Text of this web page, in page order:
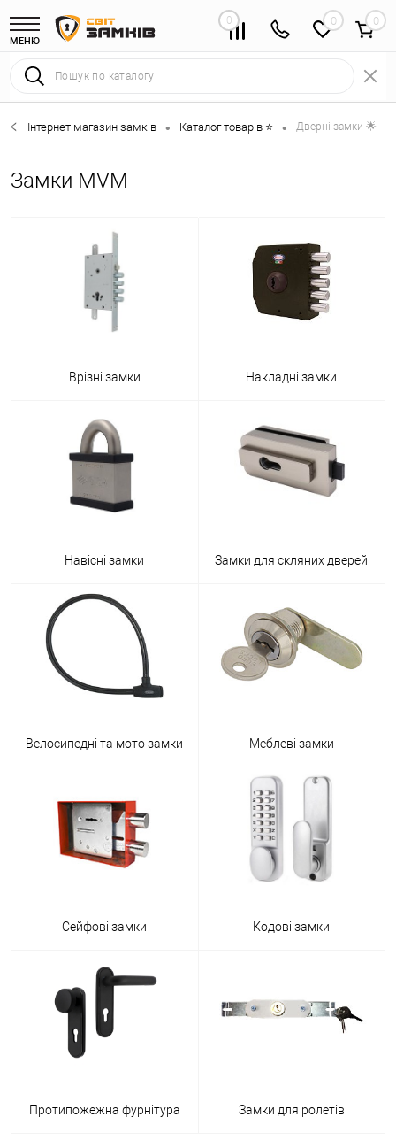
МЕНЮ
0 0
Інтернет магазин замків • Каталог товарів ⭐ • Дверні замки 🌟
Замки MVM
Врізні замки Накладні замки
Навісні замки Замки для скляних дверей
Велосипедні та мото замки Меблеві замки
Сейфові замки Кодові замки
Протипожежна фурнітура Замки для ролетів